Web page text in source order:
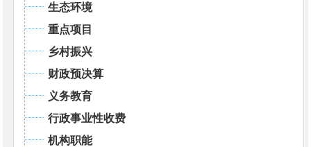
生态环境
重点项目
乡村振兴
财政预决算
义务教育
行政事业性收费
机构职能